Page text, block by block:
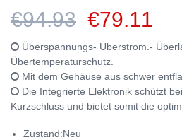
€94.93 €79.11
Überspannungs- Überstrom.-
Übertemperaturschutz.
Mit dem Gehäuse aus schwer
Die Integrierte Elektronik schützt
Kurzschluss und bietet somit die
Zustand:Neu